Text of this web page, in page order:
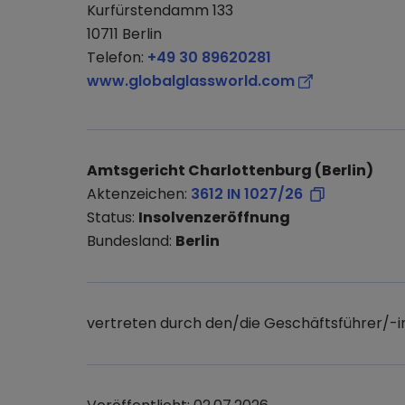
Kurfürstendamm 133
10711 Berlin
Telefon: +49 30 89620281
www.globalglassworld.com
Amtsgericht Charlottenburg (Berlin)
Aktenzeichen: 3612 IN 1027/26
Status: Insolvenzeröffnung
Bundesland: Berlin
vertreten durch den/die Geschäftsführer/-